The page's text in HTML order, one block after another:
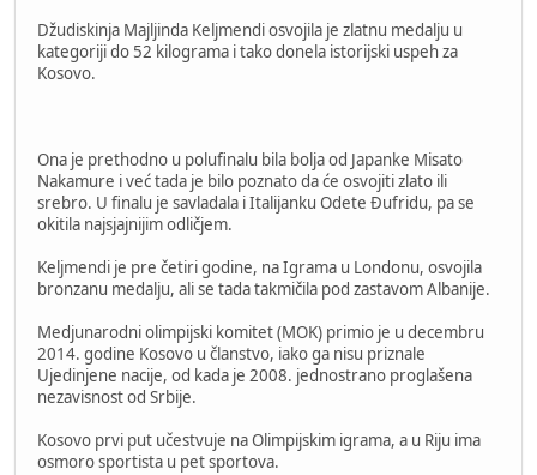
Džudiskinja Majljinda Keljmendi osvojila je zlatnu medalju u
kategoriji do 52 kilograma i tako donela istorijski uspeh za
Kosovo.
Ona je prethodno u polufinalu bila bolja od Japanke Misato
Nakamure i već tada je bilo poznato da će osvojiti zlato ili
srebro. U finalu je savladala i Italijanku Odete Đufridu, pa se
okitila najsjajnijim odličjem.
Keljmendi je pre četiri godine, na Igrama u Londonu, osvojila
bronzanu medalju, ali se tada takmičila pod zastavom Albanije.
Medjunarodni olimpijski komitet (MOK) primio je u decembru
2014. godine Kosovo u članstvo, iako ga nisu priznale
Ujedinjene nacije, od kada je 2008. jednostrano proglašena
nezavisnost od Srbije.
Kosovo prvi put učestvuje na Olimpijskim igrama, a u Riju ima
osmoro sportista u pet sportova.